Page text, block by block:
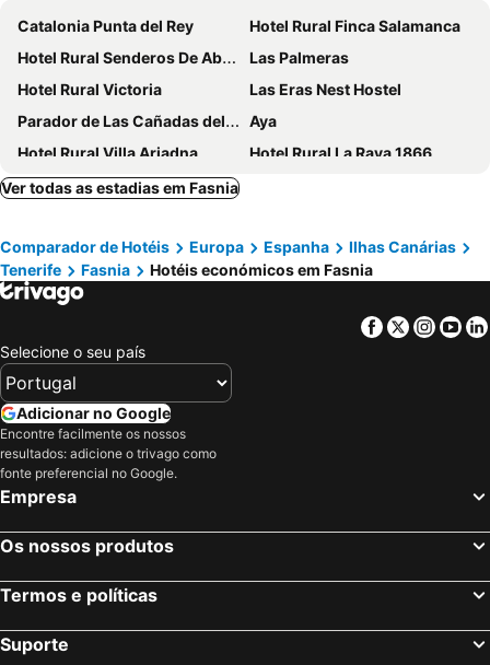
Catalonia Punta del Rey
Hotel Rural Finca Salamanca
Hotel Rural Senderos De Abona
Las Palmeras
Hotel Rural Victoria
Las Eras Nest Hostel
Parador de Las Cañadas del Teide
Aya
Hotel Rural Villa Ariadna
Hotel Rural La Raya 1866
Hotel rural casona Santo Domingo
Ver todas as estadias em Fasnia
Comparador de Hotéis Europa Espanha
Ilhas Canárias
Tenerife
Fasnia Hotéis económicos em Fasnia
Facebook
Twitter
Selecione o seu país
Adicionar no Google
Encontre facilmente os nossos
resultados: adicione o trivago como
fonte preferencial no Google.
Empresa
Os nossos produtos
Termos e políticas
Suporte